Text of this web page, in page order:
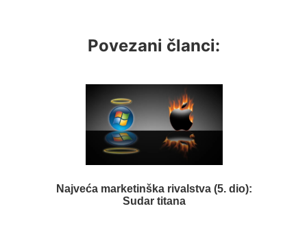
Povezani članci:
Najveća marketinška rivalstva (5. dio):
Sudar titana